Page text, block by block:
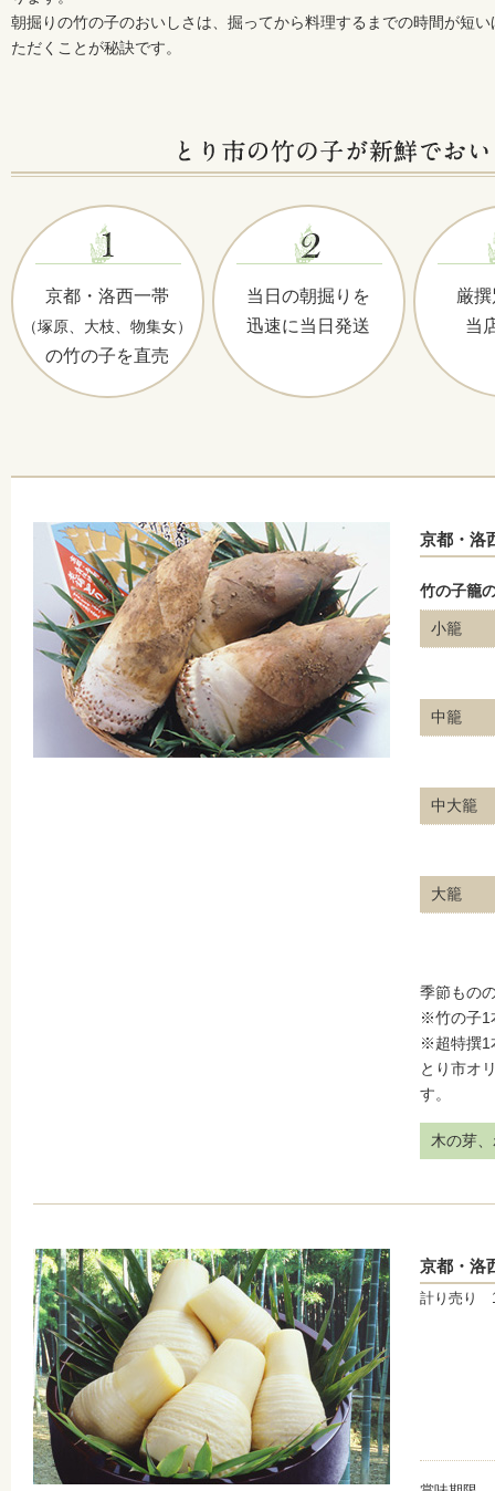
朝掘りの竹の子のおいしさは、掘ってから料理するまでの時間が短
ただくことが秘訣です。
京都・洛西一帯
（塚原、大枝、物集女）
の竹の子を直売
当日の朝掘りを
迅速に当日発送
厳
当
京都・洛
竹の子籠
小籠
中籠
中大籠
大籠
季節もの
※竹の子1
※超特撰1
とり市オ
す。
木の芽
京都・洛
計り売り